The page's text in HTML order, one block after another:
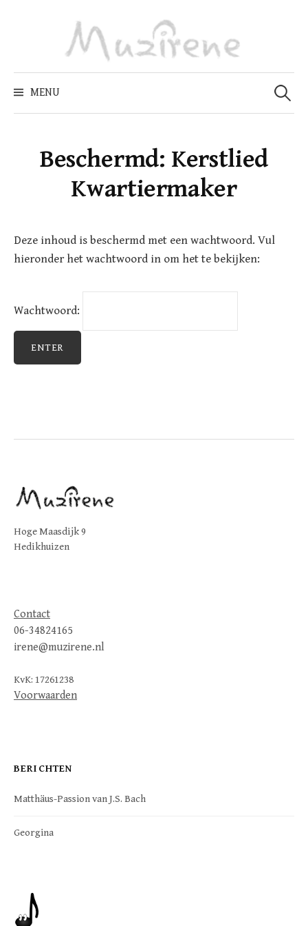
MENU
Zoeken
naar:
Beschermd: Kerstlied
Kwartiermaker
Deze inhoud is beschermd met een wachtwoord. Vul
hieronder het wachtwoord in om het te bekijken:
Wachtwoord:
Hoge Maasdijk 9
Hedikhuizen
Contact
06-34824165
irene@muzirene.nl
KvK: 17261238
Voorwaarden
BERICHTEN
Matthäus-Passion van J.S. Bach
Georgina